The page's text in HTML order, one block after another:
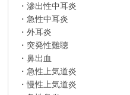
・滲出性中耳炎
・急性中耳炎
・外耳炎
・突発性難聴
・鼻出血
・急性上気道炎
・慢性上気道炎